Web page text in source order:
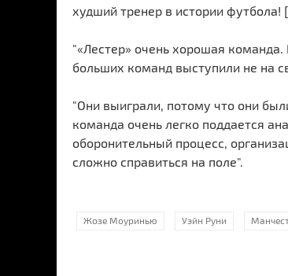
худший тренер в истории футбола!
"«Лестер» очень хорошая
больших команд выступили не на
"Они выиграли, потому что они
команда очень легко поддается
оборонительный процесс,
сложно справиться на поле".
Жозе Моуринью Уэйн Руни